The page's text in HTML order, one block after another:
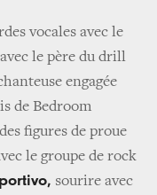
vocales avec le
le père du drill
engagée
de Bedroom
figures de proue
le groupe de rock
sourire avec